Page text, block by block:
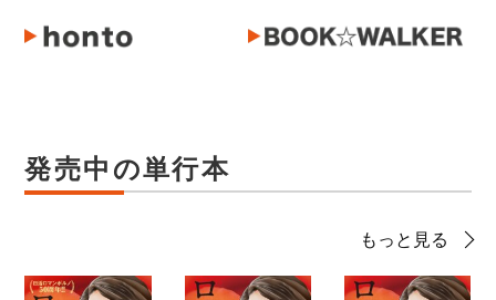
発売中の単行本
もっと見る